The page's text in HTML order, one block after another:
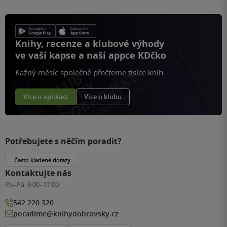
Knihy, recenze a klubové výhody
ve vaší kapse a naší appce KDčko
Každý měsíc společně přečteme tisíce knih
Více o aplikaci Více o klubu
Potřebujete s něčím poradit?
Často kladené dotazy
Kontaktujte nás
Po–Pá: 8:00–17:00
542 220 320
poradime@knihydobrovsky.cz